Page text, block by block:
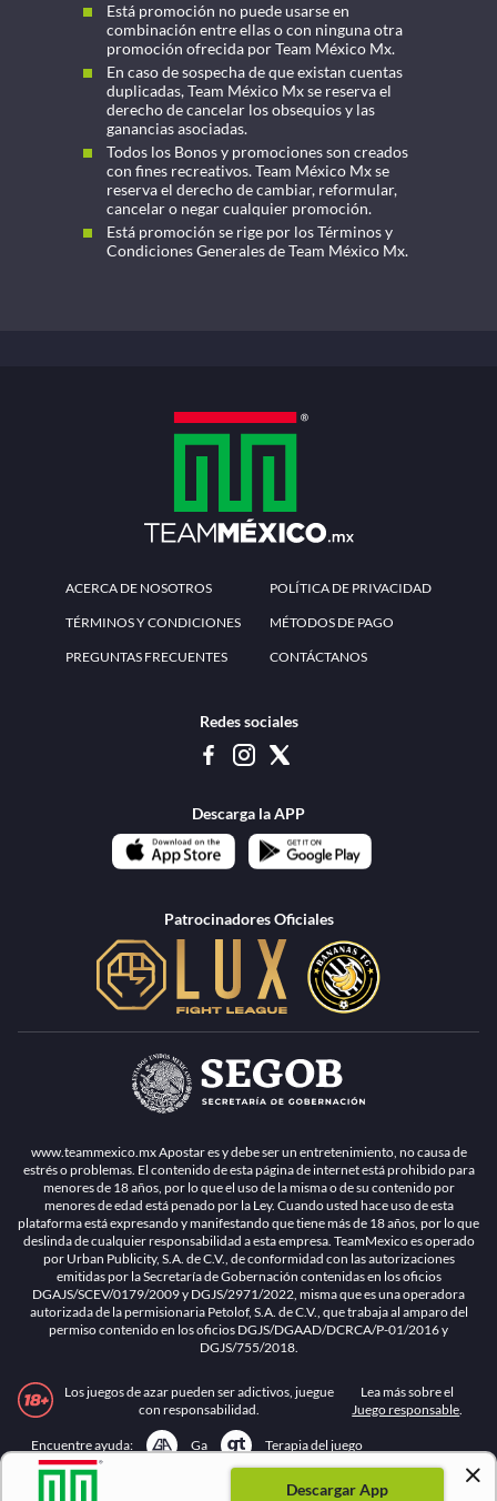
Descargar App
Está promoción no puede usarse en
combinación entre ellas o con ninguna otra
promoción ofrecida por Team México Mx.
En caso de sospecha de que existan cuentas
duplicadas, Team México Mx se reserva el
derecho de cancelar los obsequios y las
ganancias asociadas.
Todos los Bonos y promociones son creados
con fines recreativos. Team México Mx se
reserva el derecho de cambiar, reformular,
cancelar o negar cualquier promoción.
Está promoción se rige por los Términos y
Condiciones Generales de Team México Mx.
ACERCA DE NOSOTROS POLÍTICA DE PRIVACIDAD
TÉRMINOS Y CONDICIONES MÉTODOS DE PAGO
PREGUNTAS FRECUENTES CONTÁCTANOS
Redes sociales
Descarga la APP
Patrocinadores Oficiales
www.teammexico.mx Apostar es y debe ser un entretenimiento, no causa de
estrés o problemas. El contenido de esta página de internet está prohibido para
menores de 18 años, por lo que el uso de la misma o de su contenido por
menores de edad está penado por la Ley. Cuando usted hace uso de esta
plataforma está expresando y manifestando que tiene más de 18 años, por lo que
deslinda de cualquier responsabilidad a esta empresa. TeamMexico es operado
por Urban Publicity, S.A. de C.V., de conformidad con las autorizaciones
emitidas por la Secretaría de Gobernación contenidas en los oficios
DGAJS/SCEV/0179/2009 y DGJS/2971/2022, misma que es una operadora
autorizada de la permisionaria Petolof, S.A. de C.V., que trabaja al amparo del
permiso contenido en los oficios DGJS/DGAAD/DCRCA/P-01/2016 y
DGJS/755/2018.
Los juegos de azar pueden ser adictivos, juegue
con responsabilidad.
Lea más sobre el
Juego responsable.
Encuentre ayuda: Ga Terapia del juego